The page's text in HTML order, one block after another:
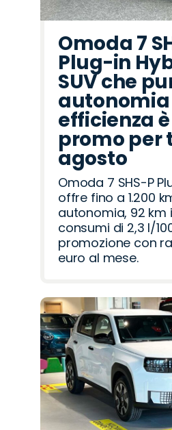
Omoda 7
Plug-in
SUV che
autonomia
efficienza
promo per
agosto
Omoda 7 SHS-P
offre fino a 1.200
autonomia, 92 km
consumi di 2,3 l/
promozione con
euro al mese.